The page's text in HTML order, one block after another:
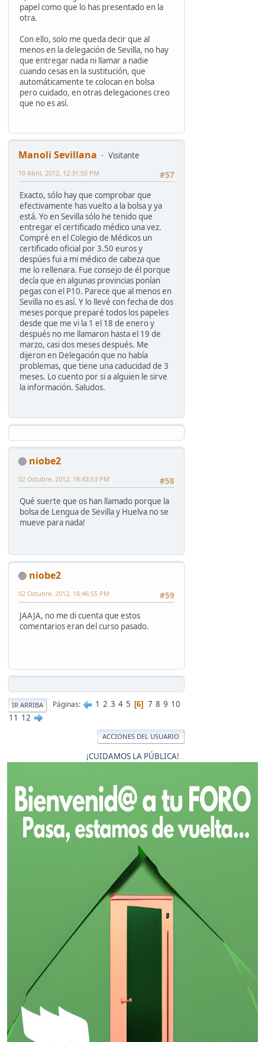
papel como que lo has presentado en la
otra.
Con ello, solo me queda decir que al
menos en la delegación de Sevilla, no hay
que entregar nada ni llamar a nadie
cuando cesas en la sustitución, que
automáticamente te colocan en bolsa
pero cuidado, en otras delegaciones creo
que no es así.
Manoli Sevillana
Visitante
#57
10 Abril, 2012, 12:31:55 PM
Exacto, sólo hay que comprobar que
efectivamente has vuelto a la bolsa y ya
está. Yo en Sevilla sólo he tenido que
entregar el certificado médico una vez.
Compré en el Colegio de Médicos un
certificado oficial por 3.50 euros y
despúes fui a mi médico de cabeza que
me lo rellenara. Fue consejo de él porque
decía que en algunas provincias ponían
pegas con el P10. Parece que al menos en
Sevilla no es así. Y lo llevé con fecha de dos
meses porque preparé todos los papeles
desde que me vi la 1 el 18 de enero y
después no me llamaron hasta el 19 de
marzo, casi dos meses después. Me
dijeron en Delegación que no había
problemas, que tiene una caducidad de 3
meses. Lo cuento por si a alguien le sirve
la información. Saludos.
niobe2
#58
02 Octubre, 2012, 18:43:53 PM
Qué suerte que os han llamado porque la
bolsa de Lengua de Sevilla y Huelva no se
mueve para nada!
niobe2
#59
02 Octubre, 2012, 18:46:55 PM
JAAJA, no me di cuenta que estos
comentarios eran del curso pasado.
IR ARRIBA Páginas 1 2 3 4 5 6 7 8 9 10
11 12
ACCIONES DEL USUARIO
¡CUIDAMOS LA PÚBLICA!